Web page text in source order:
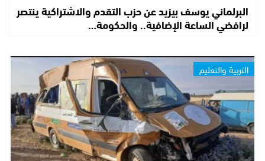
البرلماني يوسف بيزيد عن حزب التقدم والاشتراكية ينتصر
لرافضي الساعة الإضافية.. والحكومة…
التربية والتعليم